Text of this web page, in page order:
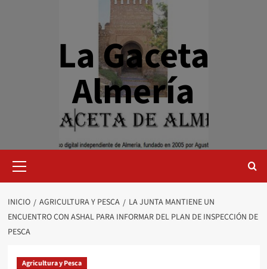
La Gaceta
Almería
primario
INICIO AGRICULTURA Y PESCA
LA JUNTA MANTIENE UN
ENCUENTRO CON ASHAL PARA INFORMAR DEL PLAN DE INSPECCIÓN DE
PESCA
Agricultura y Pesca